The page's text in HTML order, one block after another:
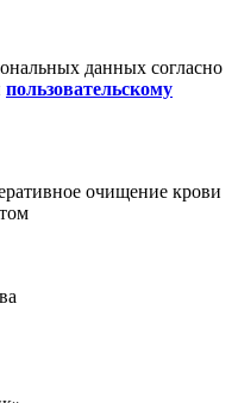
данных согласно
пользовательскому
очищение крови